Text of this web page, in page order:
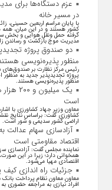
عزم دستگاه‌ها برای
در مسیر خانه
با پایان مراسم اربعین حسینی،
کشور هستند و در این میان،
گرفته حمل ونقل هوایی و بخش
مدیریت موج بازگشت و رساندن
دو صندوق پروژه
منظور پذیره‌نویسی
رئیس مرکز نظارت بر
پروژه تجدیدپذیر جدید به
منظور پذیره‌نویسی هستند.
یک
است
معاون وزیر جهاد کشاورزی با
اراضی کشور سدیمی و شور است.
آزادسازی سهام عدالت
اقتصاد مقاومتی است
نماینده مجلس گفت: آزادسازی
همخوانی دارد؛ زیرا در این
اقتصادی مهیا می‌شود.
جزئیات راه اندازی
معاون معاون نظام پرداخت بانک
افراد نیازی به مراجعه حضوری